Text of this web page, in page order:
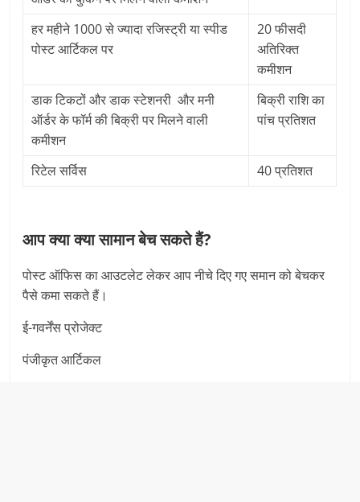
हर महीने 1000 से ज्यादा रजिस्ट्री या स्पीड
पोस्ट आर्टिकल पर
20 फीसदी
अतिरिक्त
कमीशन
डाक टिकटों और डाक स्टेशनरी और मनी
ऑर्डर के फॉर्म की बिक्री पर मिलने वाली
कमीशन
बिक्री राशि का
पांच प्रतिशत
रिटेल सर्विस 40 प्रतिशत
आप क्या क्या सामान बेच सकते हैं?
पोस्ट ऑफिस का आउटलेट लेकर आप नीचे दिए गए समान को बेचकर
पैसे कमा सकते हैं।
ई-गवर्नेंस प्रोजेक्ट
पंजीकृत आर्टिकल